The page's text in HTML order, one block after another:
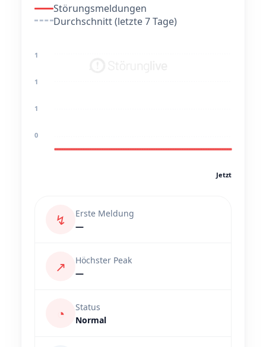
Störungsmeldungen
Durchschnitt (letzte 7 Tage)
1
1
1
0
Jetzt
↯
Erste Meldung
—
↗
Höchster Peak
—
◔
Status
Normal